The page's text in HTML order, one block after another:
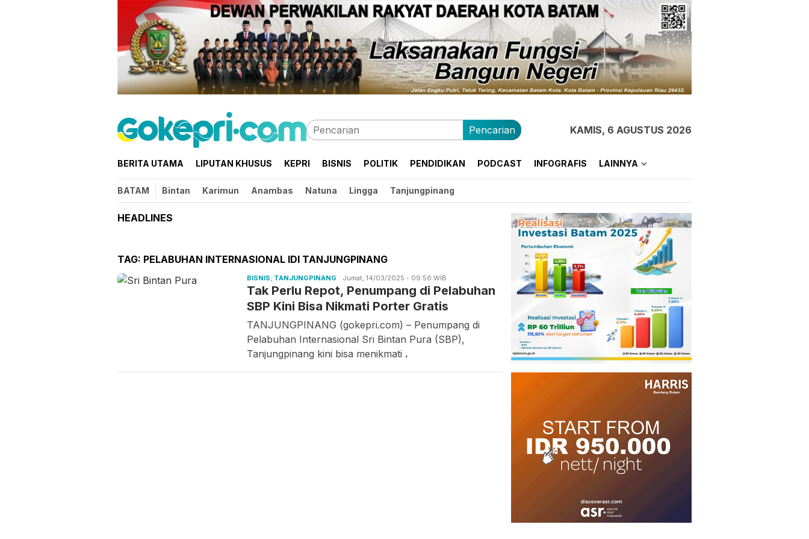
Pencarian KAMIS, 6 AGUSTUS 2026
BERITA UTAMA LIPUTAN KHUSUS KEPRI BISNIS POLITIK PENDIDIKAN PODCAST INFOGRAFIS LAINNYA
BATAM Bintan Karimun Anambas Natuna Lingga Tanjungpinang
HEADLINES
TAG: PELABUHAN INTERNASIONAL IDI TANJUNGPINANG
BISNIS, TANJUNGPINANG Asrul
Rahmawati
Jumat, 14/03/2025 - 09:56 WIB
Tak Perlu Repot, Penumpang di Pelabuhan
SBP Kini Bisa Nikmati Porter Gratis
TANJUNGPINANG (gokepri.com) – Penumpang di
Pelabuhan Internasional Sri Bintan Pura (SBP),
Tanjungpinang kini bisa menikmati .